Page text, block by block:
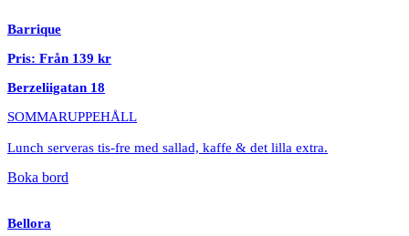
Barrique
Pris: Från 139 kr
Berzeliigatan 18
SOMMARUPPEHÅLL
Lunch serveras tis-fre med sallad, kaffe & det lilla extra.
Boka bord
Bellora